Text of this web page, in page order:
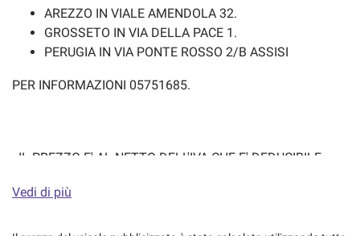
AREZZO IN VIALE AMENDOLA 32.
GROSSETO IN VIA DELLA PACE 1.
PERUGIA IN VIA PONTE ROSSO 2/B ASSISI
PER INFORMAZIONI 05751685.
- IL PREZZO E' AL NETTO DELL'IVA CHE E' DEDUCIBILE
VETTURA ED AL SUO
Vedi di più